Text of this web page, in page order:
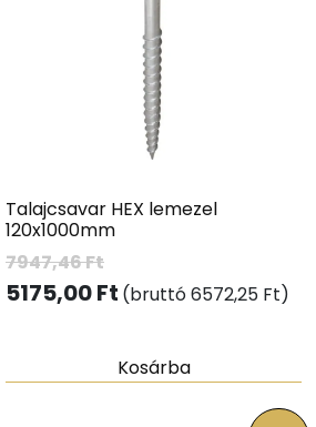
Talajcsavar HEX lemezel
120x1000mm
7947,46Ft
5175,00Ft (bruttó6572,25 Ft)
Kosárba